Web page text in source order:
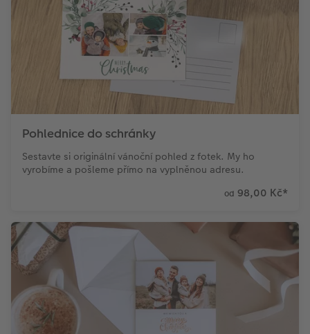
Pohlednice do schránky
Sestavte si originální vánoční pohled z fotek. My ho
vyrobíme a pošleme přímo na vyplněnou adresu.
od 98,00 Kč*